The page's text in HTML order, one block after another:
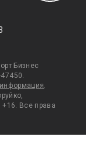
Бизнес
.
Все права